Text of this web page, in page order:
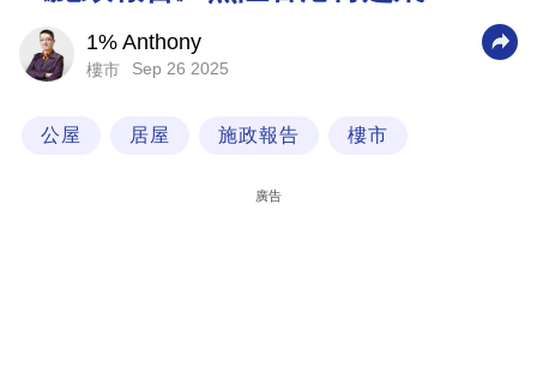
商
業
技
1% Anthony
樓市 Sep 26 2025
公屋 居屋 施政報告 樓市
廣告